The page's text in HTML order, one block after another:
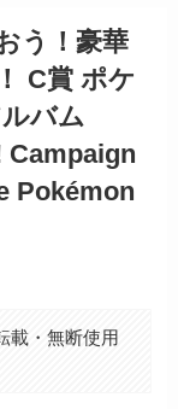
う！豪華
C賞 ポケ
バム
Campaign
Pokémon
載・無断使用